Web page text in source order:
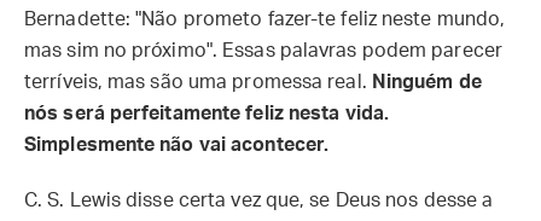
Bernadette: "Não prometo fazer-te feliz neste mundo,
mas sim no próximo". Essas palavras podem parecer
terríveis, mas são uma promessa real. Ninguém de
nós será perfeitamente feliz nesta vida.
Simplesmente não vai acontecer.
C. S. Lewis disse certa vez que, se Deus nos desse a